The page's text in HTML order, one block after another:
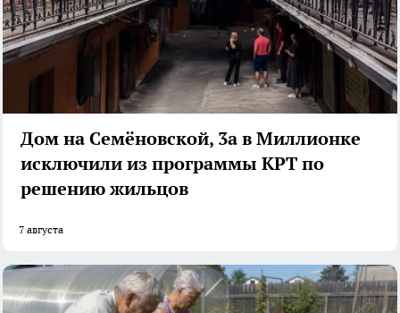
Дом на Семёновской, 3а в Миллионке
исключили из программы КРТ по
решению жильцов
7 августа